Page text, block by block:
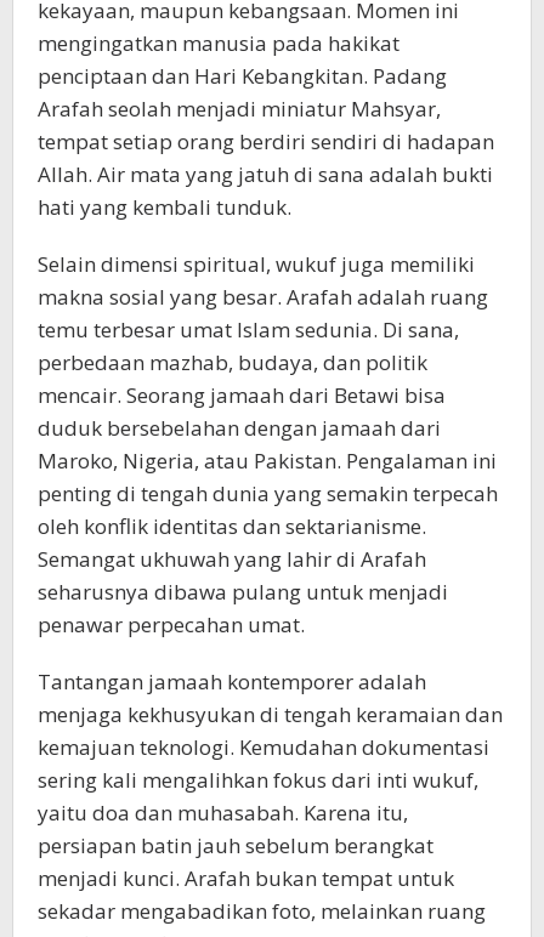
kekayaan, maupun kebangsaan. Momen ini
mengingatkan manusia pada hakikat
penciptaan dan Hari Kebangkitan. Padang
Arafah seolah menjadi miniatur Mahsyar,
tempat setiap orang berdiri sendiri di hadapan
Allah. Air mata yang jatuh di sana adalah bukti
hati yang kembali tunduk.
Selain dimensi spiritual, wukuf juga memiliki
makna sosial yang besar. Arafah adalah ruang
temu terbesar umat Islam sedunia. Di sana,
perbedaan mazhab, budaya, dan politik
mencair. Seorang jamaah dari Betawi bisa
duduk bersebelahan dengan jamaah dari
Maroko, Nigeria, atau Pakistan. Pengalaman ini
penting di tengah dunia yang semakin terpecah
oleh konflik identitas dan sektarianisme.
Semangat ukhuwah yang lahir di Arafah
seharusnya dibawa pulang untuk menjadi
penawar perpecahan umat.
Tantangan jamaah kontemporer adalah
menjaga kekhusyukan di tengah keramaian dan
kemajuan teknologi. Kemudahan dokumentasi
sering kali mengalihkan fokus dari inti wukuf,
yaitu doa dan muhasabah. Karena itu,
persiapan batin jauh sebelum berangkat
menjadi kunci. Arafah bukan tempat untuk
sekadar mengabadikan foto, melainkan ruang